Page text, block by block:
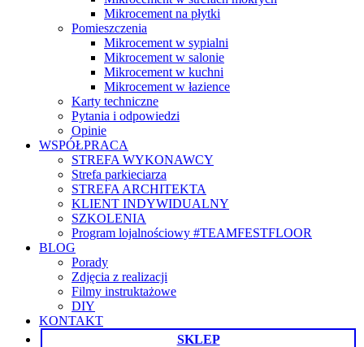
Mikrocement na płytki
Pomieszczenia
Mikrocement w sypialni
Mikrocement w salonie
Mikrocement w kuchni
Mikrocement w łazience
Karty techniczne
Pytania i odpowiedzi
Opinie
WSPÓŁPRACA
STREFA WYKONAWCY
Strefa parkieciarza
STREFA ARCHITEKTA
KLIENT INDYWIDUALNY
SZKOLENIA
Program lojalnościowy #TEAMFESTFLOOR
BLOG
Porady
Zdjęcia z realizacji
Filmy instruktażowe
DIY
KONTAKT
SKLEP